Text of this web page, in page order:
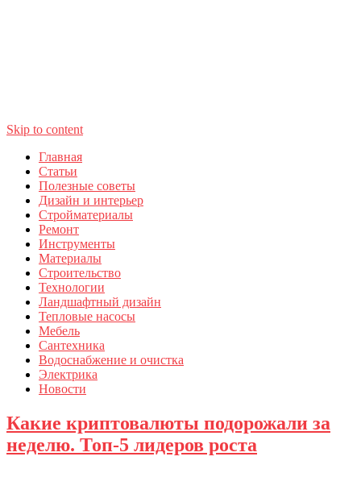
Skip to content
Главная
Статьи
Полезные советы
Дизайн и интерьер
Стройматериалы
Ремонт
Инструменты
Материалы
Строительство
Технологии
Ландшафтный дизайн
Тепловые насосы
Мебель
Сантехника
Водоснабжение и очистка
Электрика
Новости
Какие криптовалюты подорожали за
неделю. Топ-5 лидеров роста